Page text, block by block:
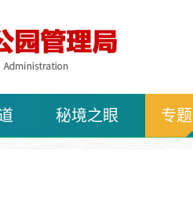
秘境之眼 专